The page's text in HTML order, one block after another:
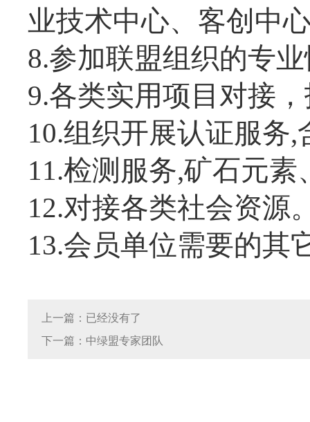
业技术中心、客创中
8.参加联盟组织的专
9.各类实用项目对接
10.组织开展认证服务
11.检测服务,矿石元
12.对接各类社会资源
13.会员单位需要的其
上一篇：已经没有了
下一篇：中绿盟专家团队